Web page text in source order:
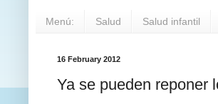
Menú: Salud Salud infantil
16 February 2012
Ya se pueden reponer